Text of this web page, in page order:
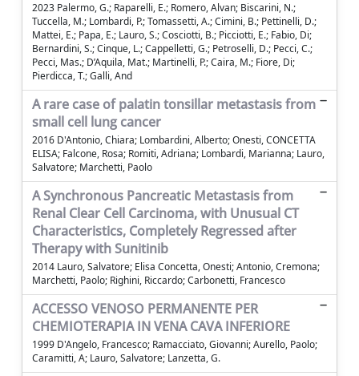
2023 Palermo, G.; Raparelli, E.; Romero, Alvan; Biscarini, N.;
Tuccella, M.; Lombardi, P.; Tomassetti, A.; Cimini, B.; Pettinelli, D.;
Mattei, E.; Papa, E.; Lauro, S.; Cosciotti, B.; Picciotti, E.; Fabio, Di;
Bernardini, S.; Cinque, L.; Cappelletti, G.; Petroselli, D.; Pecci, C.;
Pecci, Mas.; D’Aquila, Mat.; Martinelli, P.; Caira, M.; Fiore, Di;
Pierdicca, T.; Galli, And
A rare case of palatin tonsillar metastasis from
small cell lung cancer
2016 D'Antonio, Chiara; Lombardini, Alberto; Onesti, CONCETTA
ELISA; Falcone, Rosa; Romiti, Adriana; Lombardi, Marianna; Lauro,
Salvatore; Marchetti, Paolo
A Synchronous Pancreatic Metastasis from
Renal Clear Cell Carcinoma, with Unusual CT
Characteristics, Completely Regressed after
Therapy with Sunitinib
2014 Lauro, Salvatore; Elisa Concetta, Onesti; Antonio, Cremona;
Marchetti, Paolo; Righini, Riccardo; Carbonetti, Francesco
ACCESSO VENOSO PERMANENTE PER
CHEMIOTERAPIA IN VENA CAVA INFERIORE
1999 D'Angelo, Francesco; Ramacciato, Giovanni; Aurello, Paolo;
Caramitti, A; Lauro, Salvatore; Lanzetta, G.